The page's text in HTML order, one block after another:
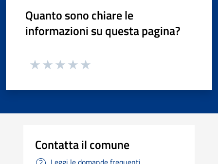
Quanto sono chiare le
informazioni su questa pagina?
Contatta il comune